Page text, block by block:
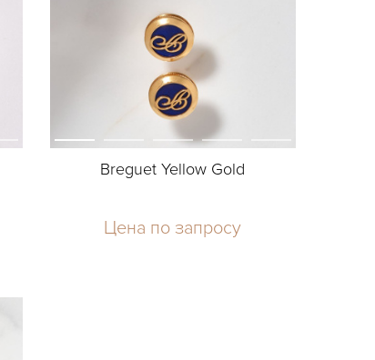
Breguet Yellow Gold
Цена по запросу